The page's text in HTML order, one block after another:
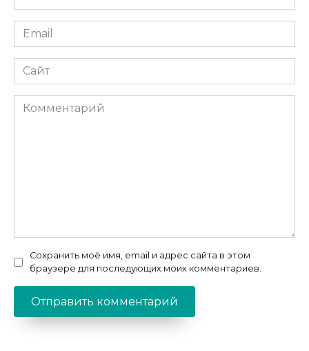
*
Email
*
Сайт
Комментарий
Сохранить моё имя, email и адрес сайта в этом
браузере для последующих моих комментариев.